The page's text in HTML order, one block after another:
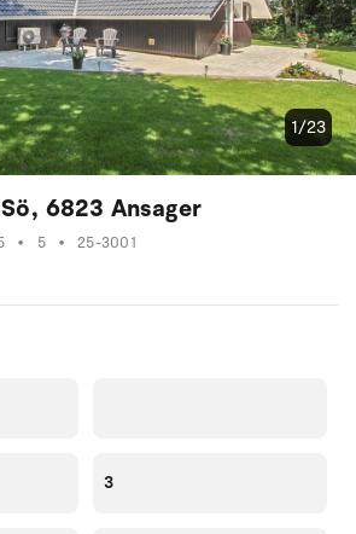
6823 Ansager
• 5 • 25-3001
1/23
3